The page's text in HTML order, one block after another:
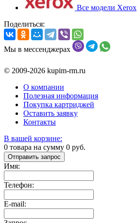
Все модели Xerox
Поделиться:
Мы в мессенджерах
© 2009-2026 kupim-rm.ru
О компании
Полезная информация
Покупка картриджей
Оставить заявку
Контакты
В вашей корзине:
0 товара на сумму 0 руб.
Отправить запрос
Имя:
Телефон:
E-mail: